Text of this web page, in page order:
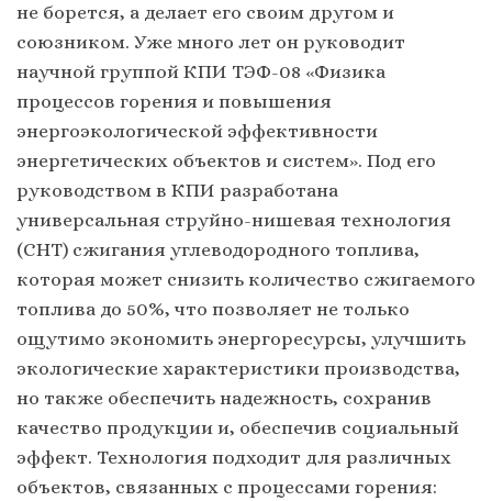
не борется, а делает его своим другом и
союзником. Уже много лет он руководит
научной группой КПИ ТЭФ-08 «Физика
процессов горения и повышения
энергоэкологической эффективности
энергетических объектов и систем». Под его
руководством в КПИ разработана
универсальная струйно-нишевая технология
(СНТ) сжигания углеводородного топлива,
которая может снизить количество сжигаемого
топлива до 50%, что позволяет не только
ощутимо экономить энергоресурсы, улучшить
экологические характеристики производства,
но также обеспечить надежность, сохранив
качество продукции и, обеспечив социальный
эффект. Технология подходит для различных
объектов, связанных с процессами горения: